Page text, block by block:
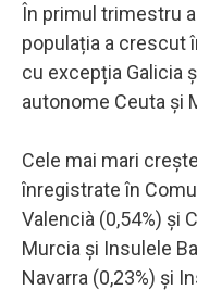
În primul trimestru
populația a crescut
cu excepția Galicia
autonome Ceuta și
Cele mai mari
înregistrate în
Valencià (0,54%) și
Murcia și Insulele
Navarra (0,23%) și